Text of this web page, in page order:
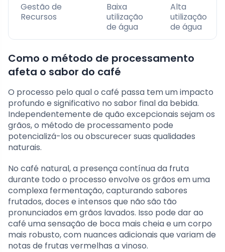
Gestão de
Recursos
Baixa
utilização
de água
Alta
utilização
de água
Como o método de processamento
afeta o sabor do café
O processo pelo qual o café passa tem um impacto
profundo e significativo no sabor final da bebida.
Independentemente de quão excepcionais sejam os
grãos, o método de processamento pode
potencializá-los ou obscurecer suas qualidades
naturais.
No café natural, a presença contínua da fruta
durante todo o processo envolve os grãos em uma
complexa fermentação, capturando sabores
frutados, doces e intensos que não são tão
pronunciados em grãos lavados. Isso pode dar ao
café uma sensação de boca mais cheia e um corpo
mais robusto, com nuances adicionais que variam de
notas de frutas vermelhas a vinoso.